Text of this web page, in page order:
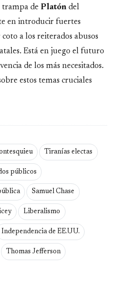
trampa de Platón del
en introducir fuertes
a los reiterados abusos
Está en juego el futuro
de los más necesitados.
estos temas cruciales
Tiranías electas
públicos
Samuel Chase
Liberalismo
Independencia de EE.UU.
Thomas Jefferson